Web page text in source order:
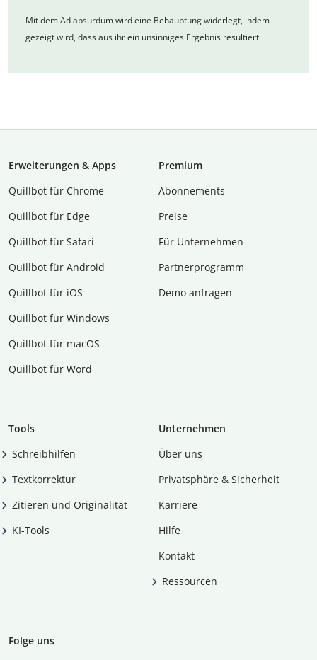
Mit dem Ad absurdum wird eine Behauptung widerlegt, indem
gezeigt wird, dass aus ihr ein unsinniges Ergebnis resultiert.
Erweiterungen & Apps
Quillbot für Chrome
Quillbot für Edge
Quillbot für Safari
Quillbot für Android
Quillbot für iOS
Quillbot für Windows
Quillbot für macOS
Quillbot für Word
Premium
Abon­ne­ments
Preise
Für Unternehmen
Partnerprogramm
Demo anfragen
Tools
Schreibhilfen
Textkorrektur
Zitieren und Originalität
KI-Tools
Unternehmen
Über uns
Privatsphäre & Sicherheit
Karriere
Hilfe
Kontakt
Ressourcen
Folge uns